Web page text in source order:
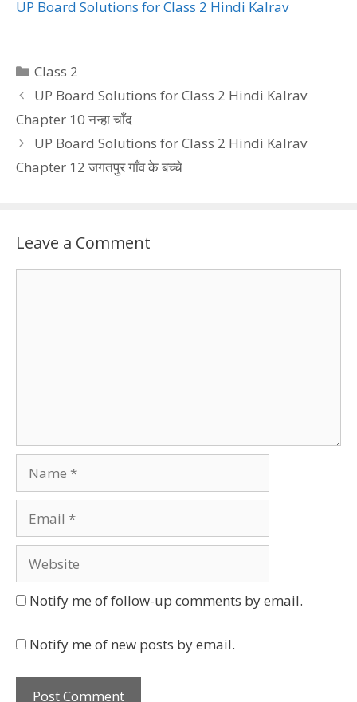
UP Board Solutions for Class 2 Hindi Kalrav
Categories
Class 2
UP Board Solutions for Class 2 Hindi Kalrav
Chapter 10 नन्हा चाँद
UP Board Solutions for Class 2 Hindi Kalrav
Chapter 12 जगतपुर गाँव के बच्चे
Leave a Comment
Notify me of follow-up comments by email.
Notify me of new posts by email.